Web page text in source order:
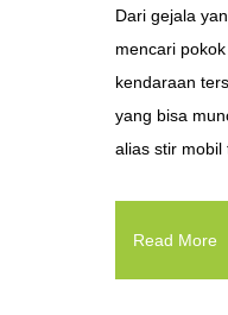
Dari gejala
mencari
kendaraan
yang bisa
alias stir mobil
Read More